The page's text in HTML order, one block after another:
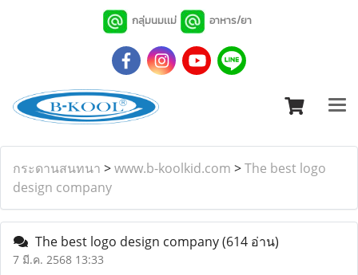
กลุ่มนมเเม่ อาหาร/ยา
กระดานสนทนา >www.b-koolkid.com >The best logo
design company
The best logo design company(614 อ่าน)
7 มี.ค. 2568 13:33